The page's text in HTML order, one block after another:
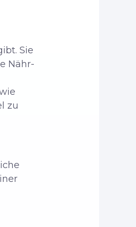
Sie
Nähr-
zu